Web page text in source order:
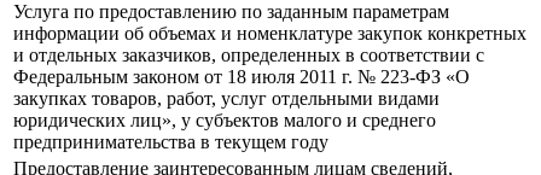
Услуга по предоставлению по заданным параметрам
информации об объемах и номенклатуре закупок конкретных
и отдельных заказчиков, определенных в соответствии с
Федеральным законом от 18 июля 2011 г. № 223-ФЗ «О
закупках товаров, работ, услуг отдельными видами
юридических лиц», у субъектов малого и среднего
предпринимательства в текущем году
Предоставление заинтересованным лицам сведений,